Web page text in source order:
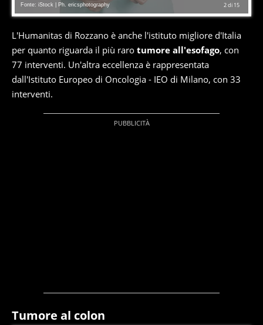
2di 15
Fonte: iStock | Ph. ericsphotography
L'Humanitas di Rozzano è anche l'istituto migliore d'Italia
per quanto riguarda il più raro tumore all'esofago, con
77 interventi. Un'altra eccellenza è rappresentata
dall'Istituto Europeo di Oncologia - IEO di Milano, con 33
interventi.
Tumore al colon